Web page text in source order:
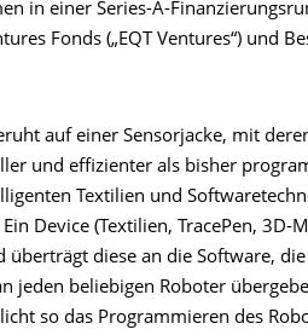
in einer Series-A-
Fonds („EQT Ventures“) und
auf einer Sensorjacke, mit
und effizienter als bisher
Textilien und
Device (Textilien, TracePen, 3D-
überträgt diese an die Software,
jeden beliebigen Roboter
so das Programmieren des